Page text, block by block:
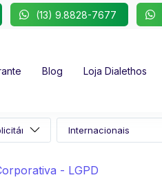
(13) 9.8828-7677
Blog
Loja Dialethos
- LGPD